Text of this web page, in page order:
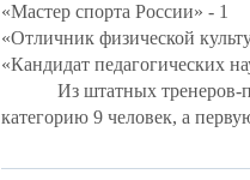
«Мастер спорта России» - 1
«Отличник физической
«Кандидат педагогических
Из штатных
категорию 9 человек, а